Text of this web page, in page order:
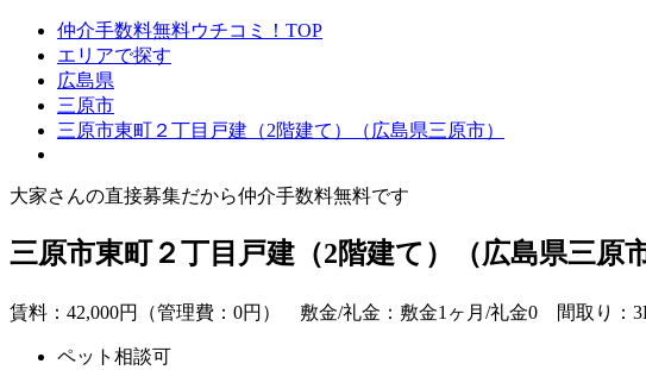
仲介手数料無料ウチコミ！TOP
エリアで探す
広島県
三原市
三原市東町２丁目戸建（2階建て）（広島県三原市）
大家さんの直接募集だから仲介手数料無料です
三原市東町２丁目戸建（2階建て）（広島県三原市
賃料： 42,000円（管理費：0円） 敷金/礼金：敷金1ヶ月/礼金0 間取り：
ペット相談可